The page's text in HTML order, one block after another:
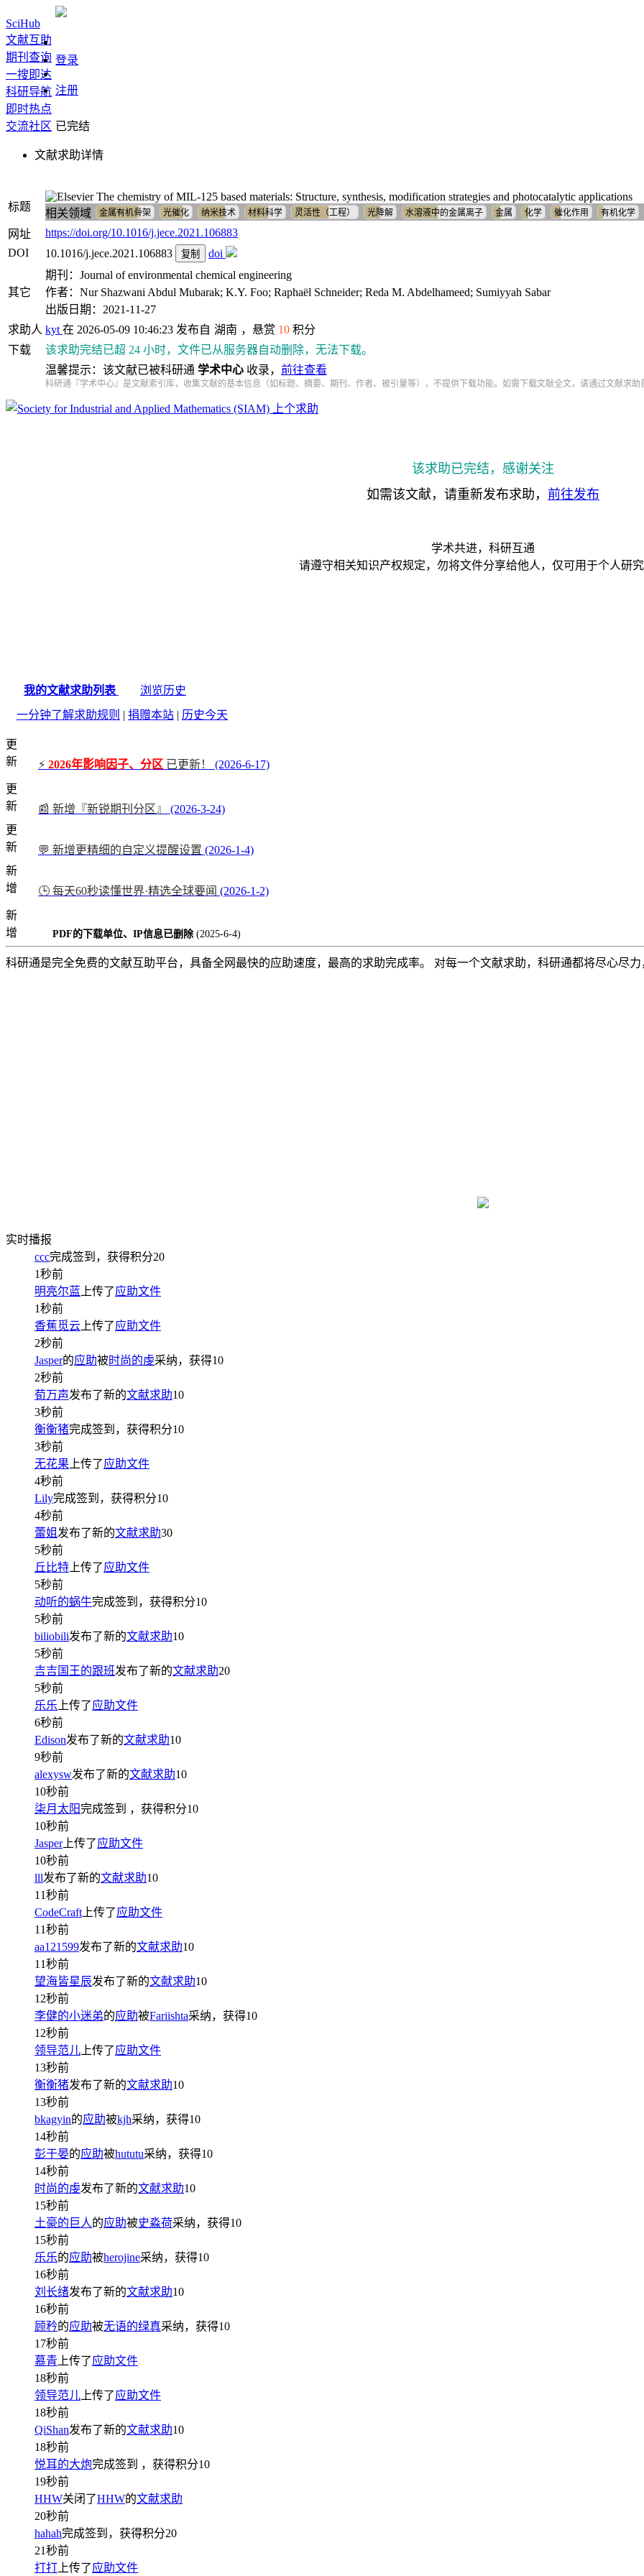
SciHub
文献互助
期刊查询
一搜即达
科研导航
即时热点
交流社区
登录
注册
已完结
文献求助详情
标题
The chemistry of MIL-125 based materials: Structure, synthesis, modification strategies and photocatalytic applications
相关领域
金属有机骨架 光催化 纳米技术 材料科学 灵活性（工程） 光降解 水溶液中的金属离子 金属 化学 催化作用 有机化学
网址
https://doi.org/10.1016/j.jece.2021.106883
DOI
10.1016/j.jece.2021.106883 复制 doi
其它
期刊：Journal of environmental chemical engineering
作者：Nur Shazwani Abdul Mubarak; K.Y. Foo; Raphaël Schneider; Reda M. Abdelhameed; Sumiyyah Sabar
出版日期：2021-11-27
求助人 kyt 在 2026-05-09 10:46:23 发布自 湖南 ，悬赏 10 积分
下载
该求助完结已超 24 小时，文件已从服务器自动删除，无法下载。
温馨提示：该文献已被科研通 学术中心 收录， 前往查看
科研通『学术中心』是文献索引库，收集文献的基本信息（如标题、摘要、期刊、作者、被引量等），不提供下载功能。如需下载文献全文，请通过文献求助
上个求助
该求助已完结，感谢关注
如需该文献，请重新发布求助， 前往发布
学术共进，科研互通
请遵守相关知识产权规定，勿将文件分享给他人，仅可用于个人研
我的文献求助列表
浏览历史
一分钟了解求助规则 | 捐赠本站 | 历史今天
更
新
⚡ 2026年影响因子、分区 已更新！
(2026-6-17)
更
新
📰 新增『新锐期刊分区』
(2026-3-24)
更
新
💬 新增更精细的自定义提醒设置 (2026-1-4)
新
增
🕒 每天60秒读懂世界·精选全球要闻 (2026-1-2)
新
增
PDF的下载单位、IP信息已删除 (2025-6-4)
科研通是完全免费的文献互助平台，具备全网最快的应助速度，最高的求助完成率。 对每一个文献求助，科研通都将尽心尽力
实时播报
ccc完成签到，获得积分20
1秒前
明亮尔蓝 上传了应助文件
1秒前
香蕉觅云 上传了应助文件
2秒前
Jasper的应助被时尚的虔采纳，获得10
2秒前
荀万声发布了新的文献求助10
3秒前
衡衡猪完成签到，获得积分10
3秒前
无花果 上传了应助文件
4秒前
Lily完成签到，获得积分10
4秒前
蕾姐 发布了新的文献求助30
5秒前
丘比特 上传了应助文件
5秒前
动听的蜗牛完成签到，获得积分10
5秒前
biliobili发布了新的文献求助10
5秒前
吉吉国王的跟班发布了新的文献求助20
5秒前
乐乐 上传了应助文件
6秒前
Edison发布了新的文献求助10
9秒前
alexysw发布了新的文献求助10
10秒前
柒月太阳完成签到 ，获得积分10
10秒前
Jasper上传了应助文件
10秒前
lll发布了新的文献求助10
11秒前
CodeCraft 上传了应助文件
11秒前
aa121599发布了新的文献求助10
11秒前
望海皆星辰发布了新的文献求助10
12秒前
李健的小迷弟的应助被Fariishta采纳，获得10
12秒前
领导范儿 上传了应助文件
13秒前
衡衡猪发布了新的文献求助10
13秒前
bkagyin的应助被kjh采纳，获得10
14秒前
彭于晏的应助被hututu采纳，获得10
14秒前
时尚的虔发布了新的文献求助10
15秒前
土豪的巨人的应助被史淼荷采纳，获得10
15秒前
乐乐的应助被herojine采纳，获得10
16秒前
刘长绪发布了新的文献求助10
16秒前
顾矜的应助被无语的绿真采纳，获得10
17秒前
慕青 上传了应助文件
18秒前
领导范儿 上传了应助文件
18秒前
QiShan发布了新的文献求助10
18秒前
悦耳的大炮完成签到 ，获得积分10
19秒前
HHW关闭了HHW的文献求助
20秒前
hahah完成签到，获得积分20
21秒前
打打 上传了应助文件